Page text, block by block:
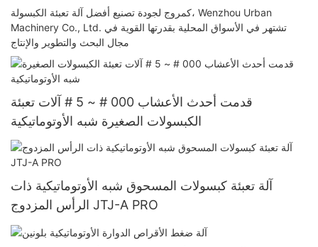
كمروج لجودة تصنيع أفضل آلة تعبئة الكبسولة، Wenzhou Urban
Machinery Co., Ltd. تشتهر في الأسواق المحلية بقدرتها القوية في
مجال البحث والتطوير والإنتاج
قدمت أحدث الأعشاب 000 # ~ 5 # آلات تعبئة
الكبسولات الصغيرة شبه الأوتوماتيكية
آلة تعبئة كبسولات المسحوق شبه الأوتوماتيكية ذات
الرأس المزدوج JTJ-A PRO